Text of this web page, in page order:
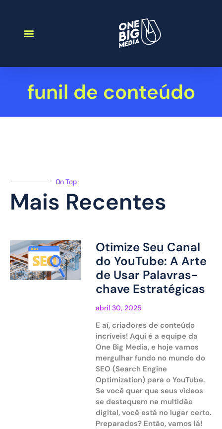
funil de conteúdo
On Top
Mais Recentes
Otimize Seu Canal
do YouTube: A Arte
de Usar Palavras-
chave Estratégicas
abril 30, 2025
E aí, criadores de conteúdo
incríveis! Aqui é a equipe da
One Big Media, e hoje vamos
mergulhar fundo no mundo do
SEO (Search Engine
Optimization) para o YouTube.
Se você quer que seus vídeos
se destaquem na multidão
digital, você está no lugar certo.
Preparados? Então, vamos lá!